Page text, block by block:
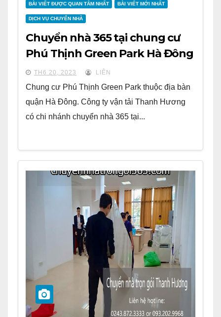
BÀI VIẾT ĐƯỢC QUAN TÂM NHẤT BÀI VIẾT MỚI NHẤT
DỊCH VỤ CHUYỂN NHÀ
Chuyển nhà 365 tại chung cư
Phú Thịnh Green Park Hà Đông
TH6 20, 2023 LIÊN
Chung cư Phú Thịnh Green Park thuộc địa bàn
quận Hà Đông. Công ty vận tải Thanh Hương
có chi nhánh chuyển nhà 365 tại...